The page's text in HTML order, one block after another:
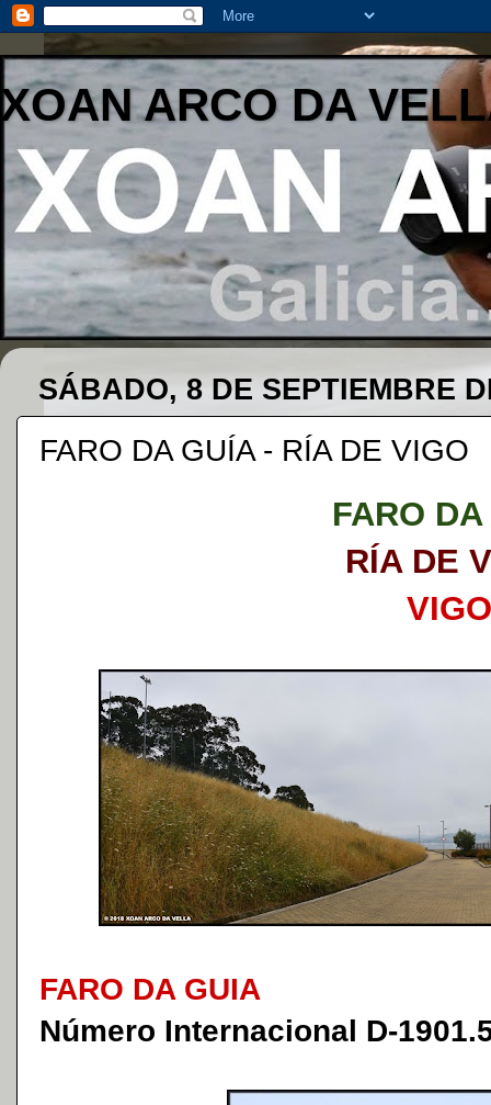
XOAN ARCO DA
SÁBADO, 8 DE SEPTIEMBRE
FARO DA GUÍA - RÍA DE VIGO
FARO
RÍA DE
VIGO
FARO DA GUIA
Número Internacional D-